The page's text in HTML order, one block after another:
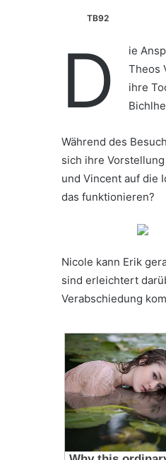
TB92
D
ie
Theos
ihre
Während des
sich ihre
und Vincent auf die
das funktionieren?
Nicole kann Erik
sind erleichtert
Verabschiedung